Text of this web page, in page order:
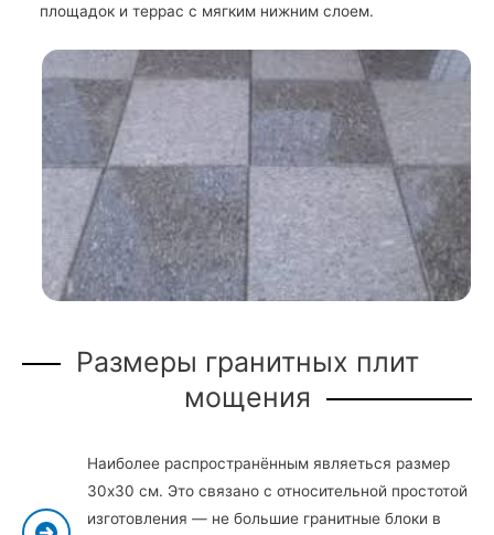
площадок и террас с мягким нижним слоем.
Размеры гранитных плит
мощения
Наиболее распространённым являеться размер
30х30 см. Это связано с относительной простотой
изготовления — не большие гранитные блоки в